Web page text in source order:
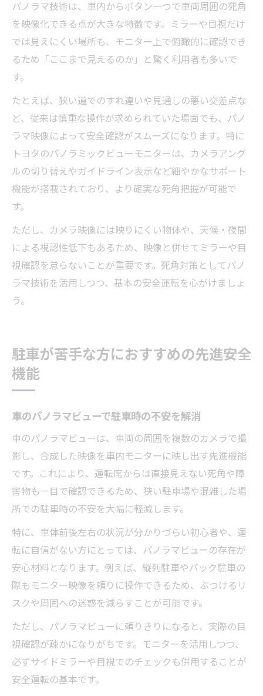
パノラマ技術は、車内からボタン一つで車両周囲の死角
を映像化できる点が大きな特徴です。ミラーや目視だけ
では見えにくい場所も、モニター上で俯瞰的に確認でき
るため「ここまで見えるのか」と驚く利用者も多いで
す。
たとえば、狭い道でのすれ違いや見通しの悪い交差点な
ど、従来は慎重な操作が求められていた場面でも、パノ
ラマ映像によって安全確認がスムーズになります。特に
トヨタのパノラミックビューモニターは、カメラアング
ルの切り替えやガイドライン表示など細やかなサポート
機能が搭載されており、より確実な死角把握が可能で
す。
ただし、カメラ映像には映りにくい物体や、天候・夜間
による視認性低下もあるため、映像と併せてミラーや目
視確認を怠らないことが重要です。死角対策としてパノ
ラマ技術を活用しつつ、基本の安全運転を心がけましょ
う。
駐車が苦手な方におすすめの先進安全
機能
車のパノラマビューで駐車時の不安を解消
車のパノラマビューは、車両の周囲を複数のカメラで撮
影し、合成した映像を車内モニターに映し出す先進機能
です。これにより、運転席からは直接見えない死角や障
害物も一目で確認できるため、狭い駐車場や混雑した場
所での駐車時の不安を大幅に軽減します。
特に、車体前後左右の状況が分かりづらい初心者や、運
転に自信がない方にとっては、パノラマビューの存在が
安心材料となります。例えば、縦列駐車やバック駐車の
際もモニター映像を頼りに操作できるため、ぶつけるリ
スクや周囲への迷惑を減らすことが可能です。
ただし、パノラマビューに頼りきりになると、実際の目
視確認が疎かになりがちです。モニターを活用しつつ、
必ずサイドミラーや目視でのチェックも併用することが
安全運転の基本です。